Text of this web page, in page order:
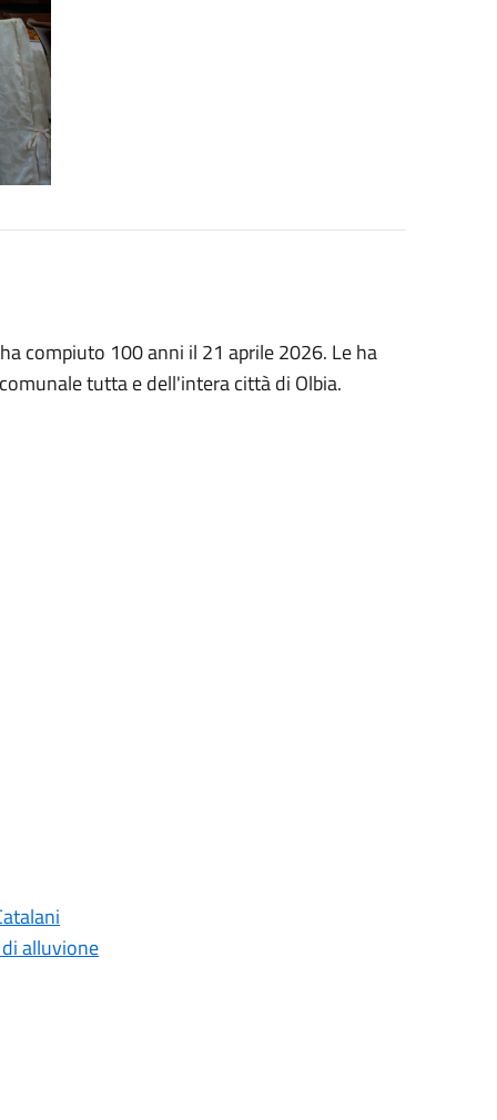
compiuto 100 anni il 21 aprile 2026. Le ha
tutta e dell'intera città di Olbia.
alluvione